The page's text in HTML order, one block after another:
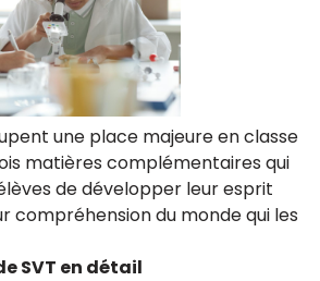
une place majeure en classe
matières complémentaires qui
de développer leur esprit
compréhension du monde qui les
SVT en détail